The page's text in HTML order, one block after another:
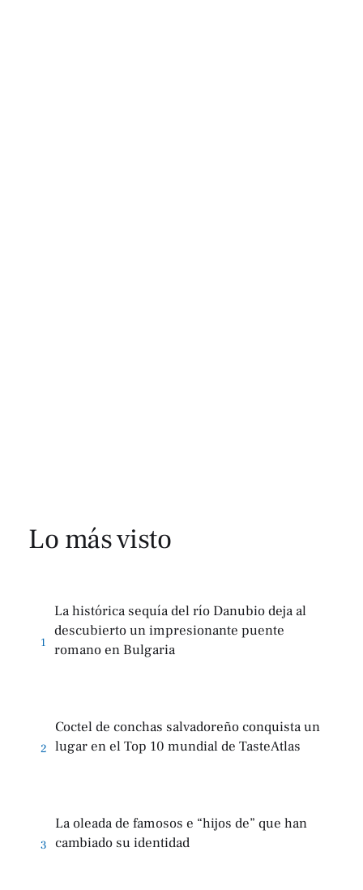
Lo más visto
1
La histórica sequía del río Danubio deja al
descubierto un impresionante puente
romano en Bulgaria
2
Coctel de conchas salvadoreño conquista un
lugar en el Top 10 mundial de TasteAtlas
3
La oleada de famosos e “hijos de” que han
cambiado su identidad